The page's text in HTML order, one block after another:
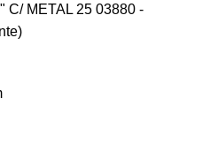
C/ METAL 25 03880 -